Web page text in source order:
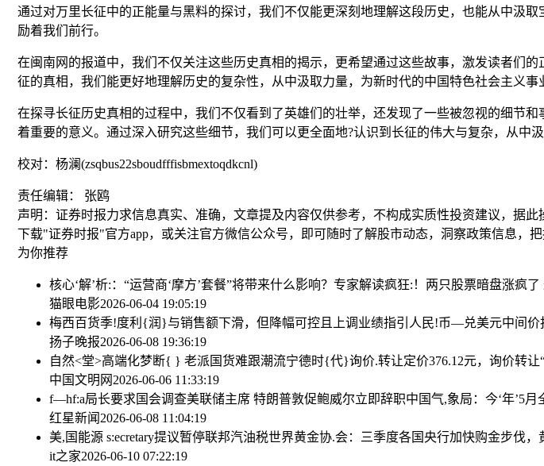
通过对万里长征中的正能量与黑料的探讨，我们不仅能更深刻地理解这段历史，也能从中汲
励着我们前行。
在闽南网的报道中，我们不仅关注这些历史真相的揭示，更希望通过这些故事，激发读者们
征的真相，我们能更好地理解历史的复杂性，从中汲取力量，为新时代的中国特色社会主义事
在探寻长征历史真相的过程中，我们不仅看到了英雄们的壮举，还发现了一些被忽视的细节
着重要的意义。通过深入研究这些细节，我们可以更全面地?认识到长征的伟大与复杂，从中
校对：杨澜(zsqbus22sboudfffisbmextoqdkcnl)
责任编辑： 张鸥
声明：证券时报力求信息真实、准确，文章提及内容仅供参考，不构成实质性投资建议，据此
下载"证券时报"官方app，或关注官方微信公众号，即可随时了解股市动态，洞察政策信息，把
为你推荐
核心‘解’析:：“运营商‘摩方’套餐”将带来什么影响？专家解读疯狂:！两只股票暗盘涨疯了
猫眼电影2026-06-04 19:05:19
梅西百货季!度利{润}与销售额下滑，但降幅可控且上调业绩指引 人民!币—兑美元中间价
扬子晚报2026-06-08 19:36:19
自然<堂>高端化梦断{ } 老派国货难跟潮流宁德时{代}询价.转让定价376.12元，询价转让
中国文明网 2026-06-06 11:33:19
f—hf:a局长要求国会调查美联储主席 特朗普敦促鲍威尔立即辞职中国气,象局：今‘年’5
红星新闻 2026-06-08 11:04:19
美,国能源 s:ecretary提议暂停联邦汽油税世界黄金协.会：三季度各国央行加快购金步伐，
it之家2026-06-10 07:22:19